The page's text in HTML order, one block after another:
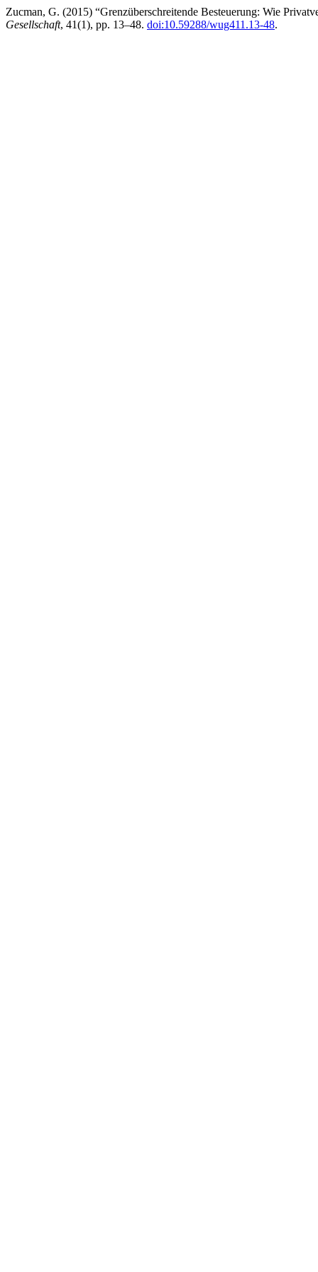
Zucman, G. (2015) “Grenzüberschreitende Besteuerung: Wie
Gesellschaft, 41(1), pp. 13–48. doi:10.59288/wug411.13-48.